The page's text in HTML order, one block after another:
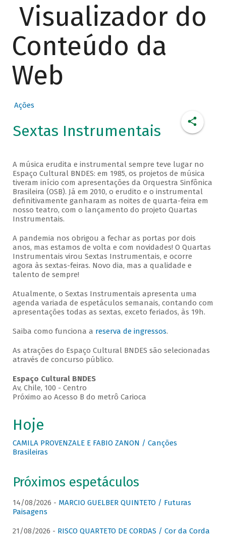
Visualizador do
Conteúdo da
Web
Ações
Sextas Instrumentais
A música erudita e instrumental sempre teve lugar no
Espaço Cultural BNDES: em 1985, os projetos de música
tiveram início com apresentações da Orquestra Sinfônica
Brasileira (OSB). Já em 2010, o erudito e o instrumental
definitivamente ganharam as noites de quarta-feira em
nosso teatro, com o lançamento do projeto Quartas
Instrumentais.
A pandemia nos obrigou a fechar as portas por dois
anos, mas estamos de volta e com novidades! O Quartas
Instrumentais virou Sextas Instrumentais, e ocorre
agora às sextas-feiras. Novo dia, mas a qualidade e
talento de sempre!
Atualmente, o Sextas Instrumentais apresenta uma
agenda variada de espetáculos semanais, contando com
apresentações todas as sextas, exceto feriados, às 19h.
Saiba como funciona a reserva de ingressos.
As atrações do Espaço Cultural BNDES são selecionadas
através de concurso público.
Espaço Cultural BNDES
Av, Chile, 100 - Centro
Próximo ao Acesso B do metrô Carioca
Hoje
CAMILA PROVENZALE E FABIO ZANON / Canções
Brasileiras
Próximos espetáculos
14/08/2026 - MARCIO GUELBER QUINTETO / Futuras
Paisagens
21/08/2026 - RISCO QUARTETO DE CORDAS / Cor da Corda